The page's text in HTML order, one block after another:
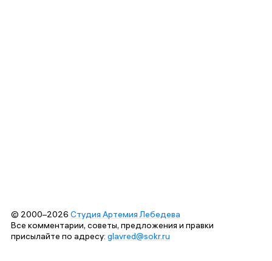
© 2000–2026 Студия Артемия Лебедева
Все комментарии, советы, предложения и правки
присылайте по адресу: glavred@sokr.ru